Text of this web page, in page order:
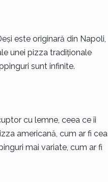
este originară din Napoli,
unei pizza tradiționale
sunt infinite.
cu lemne, ceea ce îi
americană, cum ar fi cea
mai variate, cum ar fi